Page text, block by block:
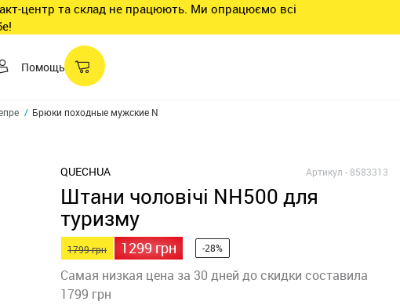
центр та склад не працюють. Ми опрацюємо всі
Помощь
Брюки походные мужские NH500 Slim
QUECHUA Артикул -8583313
Штани чоловічі NH500 для
туризму
1799 грн 1299 грн -28%
Самая низкая цена за 30 дней до скидки составила
1799 грн